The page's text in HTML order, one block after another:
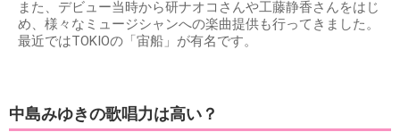
また、デビュー当時から研ナオコさんや工藤静香さんをはじ
め、様々なミュージシャンへの楽曲提供も行ってきました。
最近ではTOKIOの「宙船」が有名です。
中島みゆきの歌唱力は高い？